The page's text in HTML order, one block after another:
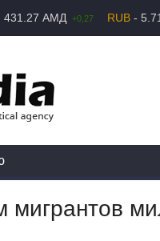
431.27 АМД +0,27 RUB -
мигрантов